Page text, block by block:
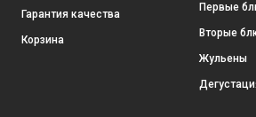
Гарантия качества
Корзина
Первые
Вторые
Жульены